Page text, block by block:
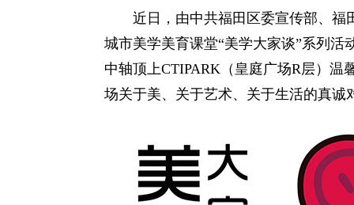
近日，由中共福田区委宣传部、福
城市美学美育课堂“美学大家谈”系列活
中轴顶上CTIPARK（皇庭广场R层）
场关于美、关于艺术、关于生活的真诚